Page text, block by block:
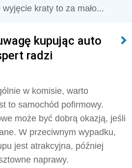
kraty to za mało...
kupując auto
radzi
w komisie, warto
to samochód pofirmowy.
może być dobrą okazją, jeśli
W przeciwnym wypadku,
jest atrakcyjna, później
naprawy.